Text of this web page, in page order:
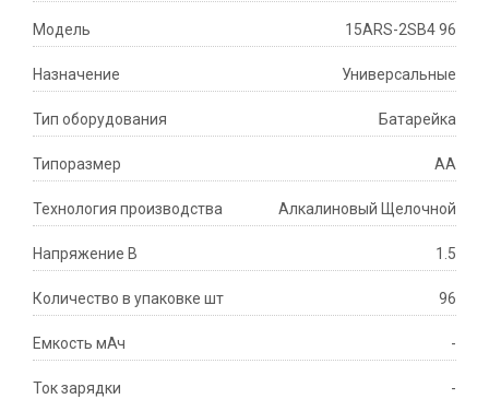
Модель 15ARS-2SB4 96
Назначение Универсальные
Тип оборудования Батарейка
Типоразмер AA
Технология производства Алкалиновый Щелочной
Напряжение В 1.5
Количество в упаковке шт 96
Емкость мАч -
Ток зарядки -